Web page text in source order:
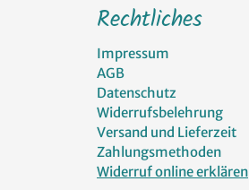
Rechtliches
Impressum
AGB
Datenschutz
Widerrufsbelehrung
Versand und Lieferzeit
Zahlungsmethoden
Widerruf online erklären